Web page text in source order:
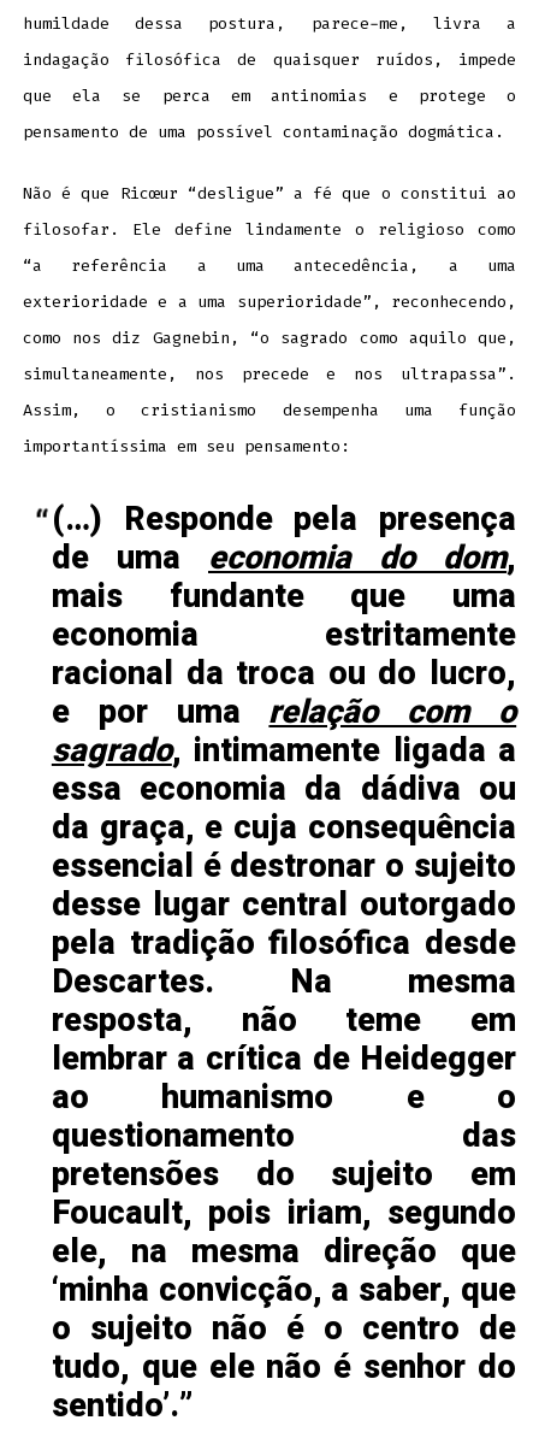
humildade dessa postura, parece-me, livra a
indagação filosófica de quaisquer ruídos, impede
que ela se perca em antinomias e protege o
pensamento de uma possível contaminação dogmática.
Não é que Ricœur “desligue” a fé que o constitui ao
filosofar. Ele define lindamente o religioso como
“a referência a uma antecedência, a uma
exterioridade e a uma superioridade”, reconhecendo,
como nos diz Gagnebin, “o sagrado como aquilo que,
simultaneamente, nos precede e nos ultrapassa”.
Assim, o cristianismo desempenha uma função
importantíssima em seu pensamento:
(…) Responde pela presença
de uma economia do dom,
mais fundante que uma
economia estritamente
racional da troca ou do lucro,
e por umarelação com o
sagrado, intimamente ligada a
essa economia da dádiva ou
da graça, e cuja consequência
essencial é destronar o sujeito
desse lugar central outorgado
pela tradição filosófica desde
Descartes. Na mesma
resposta, não teme em
lembrar a crítica de Heidegger
ao humanismo e o
questionamento das
pretensões do sujeito em
Foucault, pois iriam, segundo
ele, na mesma direção que
‘minha convicção, a saber, que
o sujeito não é o centro de
tudo, que ele não é senhor do
sentido’.